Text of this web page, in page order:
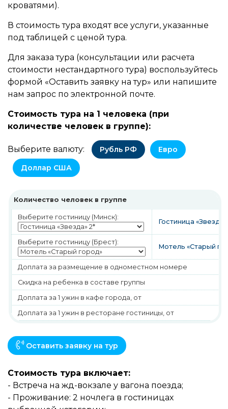
кроватями).
В стоимость тура входят все услуги, указанные
под таблицей с ценой тура.
Для заказа тура (консультации или расчета
стоимости нестандартного тура) воспользуйтесь
формой «Оставить заявку на тур» или напишите
нам запрос по электронной почте.
Стоимость тура на 1 человека (при
количестве человек в группе):
Выберите валюту: Рубль РФ
Евро
Доллар США
Количество человек в группе
Выберите гостиницу (Минск):
Гостиница
Выберите гостиницу (Брест):
Мотель «Старый
Доплата за размещение в одноместном номере
Скидка на ребенка в составе группы
Доплата за 1 ужин в кафе города, от
Доплата за 1 ужин в ресторане гостиницы, от
Оставить заявку на тур
Стоимость тура включает:
- Встреча на жд-вокзале у вагона поезда;
- Проживание: 2 ночлега в гостиницах